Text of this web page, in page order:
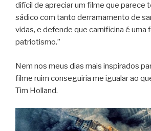
difícil de apreciar um filme que parece
sádico com tanto derramamento de
vidas, e defende que carnificina é uma
patriotismo.”
Nem nos meus dias mais inspirados
filme ruim conseguiria me igualar ao
Tim Holland.